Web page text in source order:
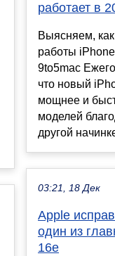
работает в
Выясняем,
работы
9to5mac
что новый
мощнее и
моделей
другой
03:21, 18 Дек
Apple
один из
16e